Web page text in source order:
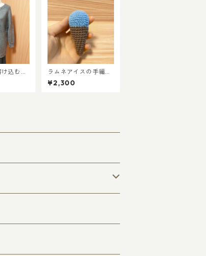
込む、
かさ」
ト
ラムネアイスの手編み
あみぐるみ
¥2,300